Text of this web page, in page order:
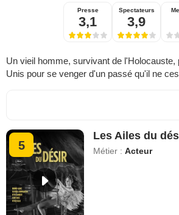
Presse
3,1
Spectateurs
3,9
Un vieil homme, survivant de l'Holocauste,
Unis pour se venger d'un passé qu'il ne
5
Les Ailes du
Métier :Acteur